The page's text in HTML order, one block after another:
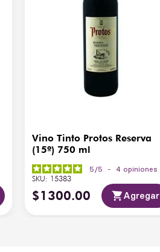
Vino Tinto Protos Reserva
(15º) 750 ml
5 /5 - 4 opiniones
SKU: 15383
$1300.00 Agregar